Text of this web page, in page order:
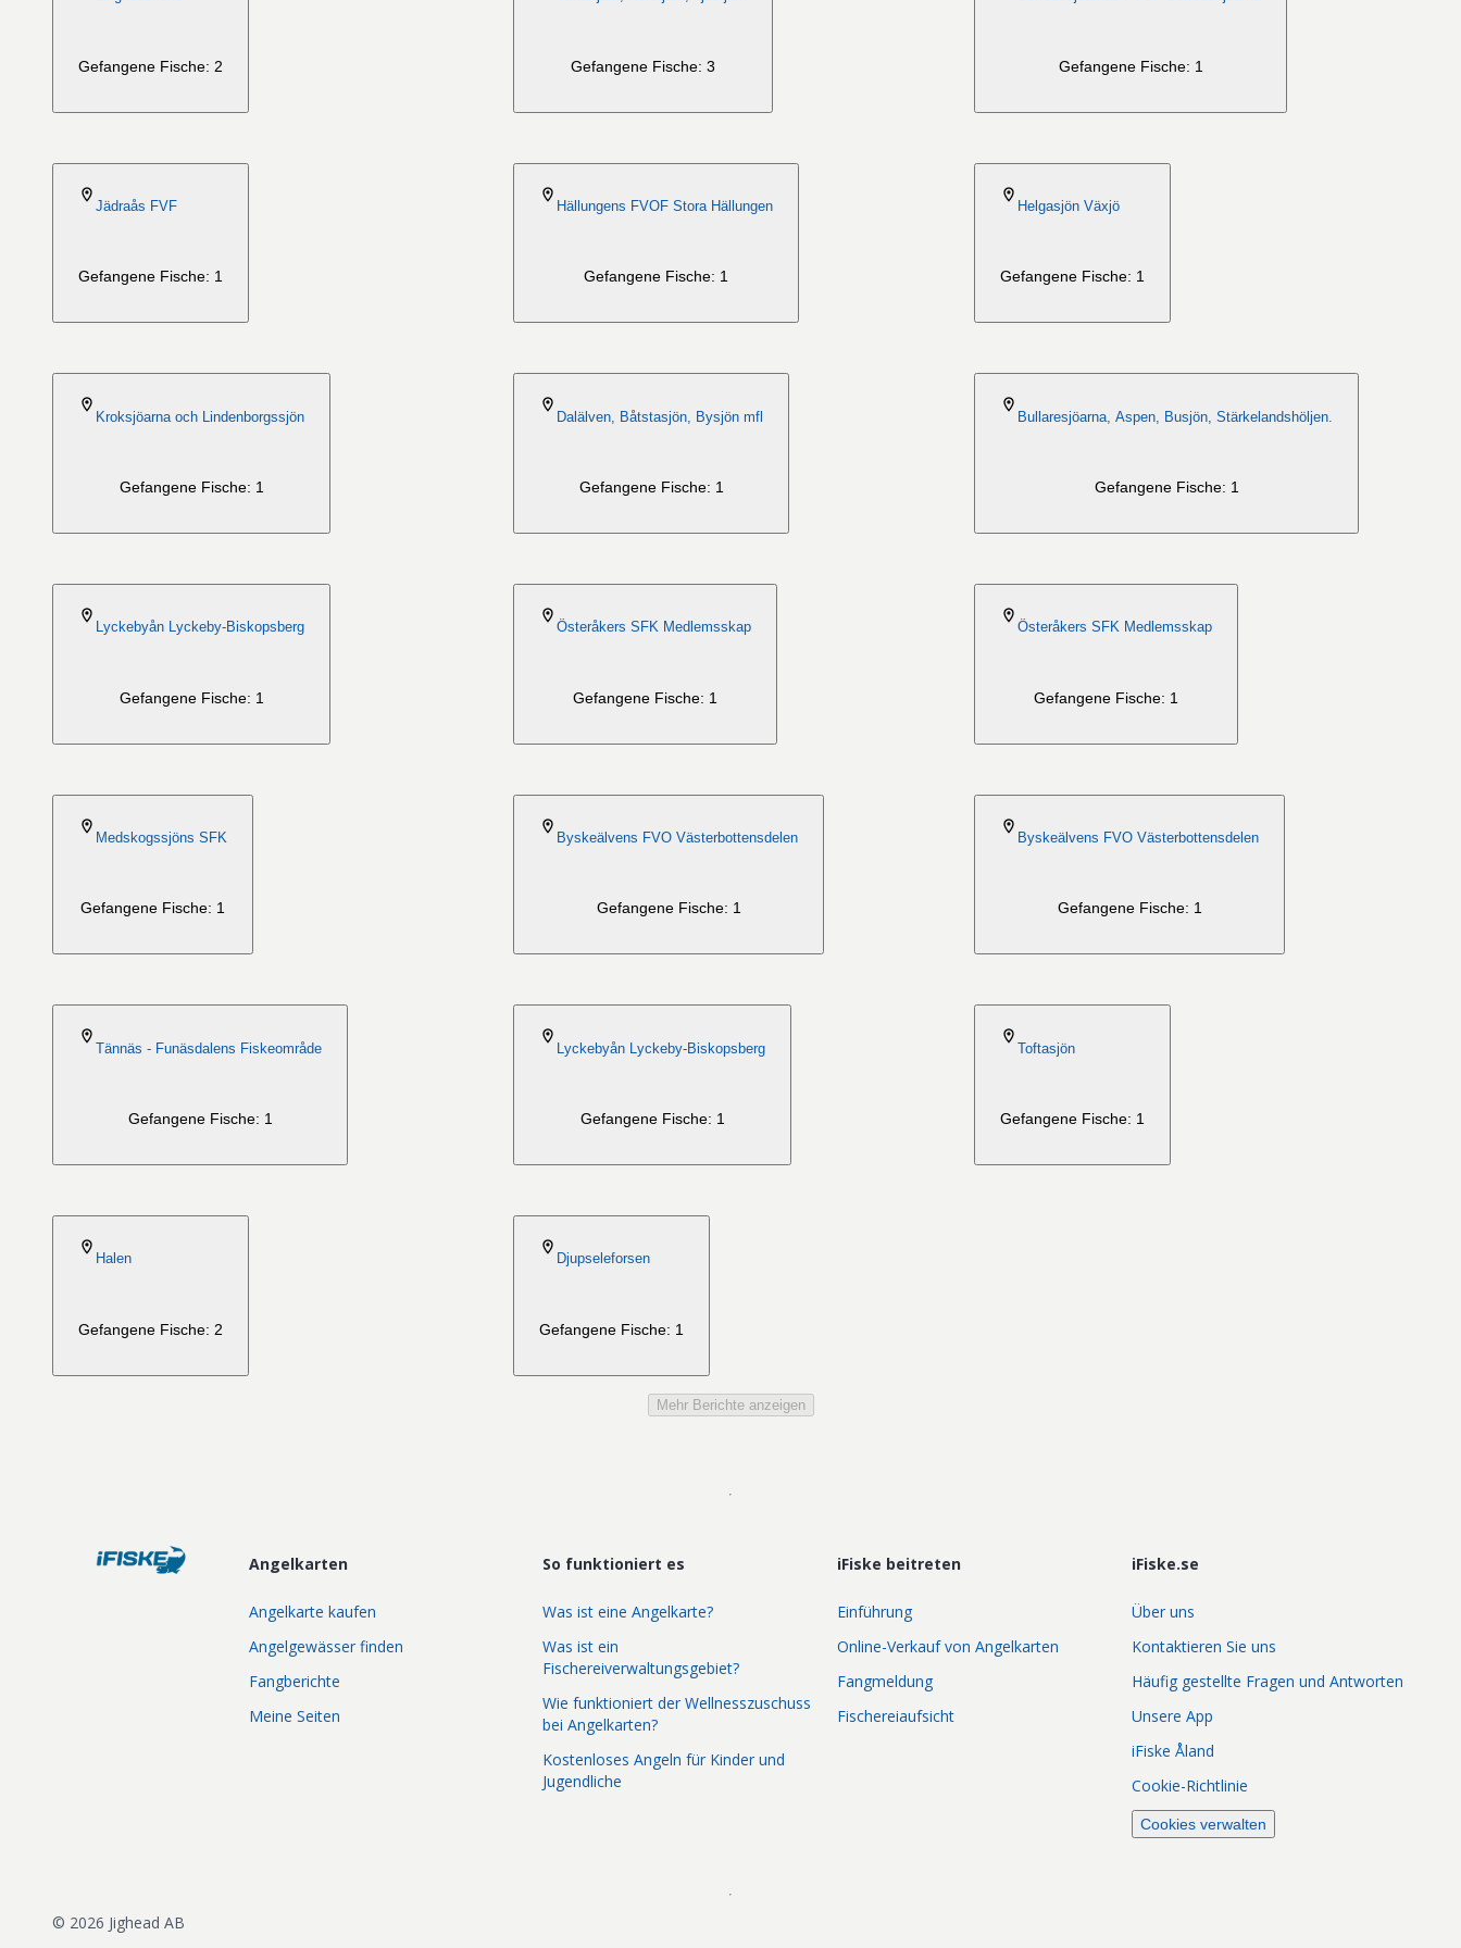
Gefangene Fische: 2 Gefangene Fische: 3 Gefangene Fische: 1
Jädraås FVF
Gefangene Fische: 1
Hällungens FVOF Stora Hällungen
Gefangene Fische: 1
Helgasjön Växjö
Gefangene Fische: 1
Kroksjöarna och Lindenborgssjön
Gefangene Fische: 1
Dalälven, Båtstasjön, Bysjön mfl
Gefangene Fische: 1
Bullaresjöarna, Aspen, Busjön, Stärkelandshöljen.
Gefangene Fische: 1
Lyckebyån Lyckeby-Biskopsberg
Gefangene Fische: 1
Österåkers SFK Medlemsskap
Gefangene Fische: 1
Österåkers SFK Medlemsskap
Gefangene Fische: 1
Medskogssjöns SFK
Gefangene Fische: 1
Byskeälvens FVO Västerbottensdelen
Gefangene Fische: 1
Byskeälvens FVO Västerbottensdelen
Gefangene Fische: 1
Tännäs - Funäsdalens Fiskeområde
Gefangene Fische: 1
Lyckebyån Lyckeby-Biskopsberg
Gefangene Fische: 1
Toftasjön
Gefangene Fische: 1
Halen
Gefangene Fische: 2
Djupseleforsen
Gefangene Fische: 1
Mehr Berichte anzeigen
Angelkarten
Angelkarte kaufen
Angelgewässer finden
Fangberichte
Meine Seiten
So funktioniert es
Was ist eine Angelkarte?
Was ist ein
Fischereiverwaltungsgebiet?
Wie funktioniert der Wellnesszuschuss
bei Angelkarten?
Kostenloses Angeln für Kinder und
Jugendliche
iFiske beitreten
Einführung
Online-Verkauf von Angelkarten
Fangmeldung
Fischereiaufsicht
iFiske.se
Über uns
Kontaktieren Sie uns
Häufig gestellte Fragen und Antworten
Unsere App
iFiske Åland
Cookie-Richtlinie
Cookies verwalten
© 2026 Jighead AB